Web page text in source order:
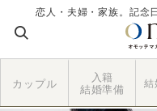
恋人・夫婦・家族。記念
カップル
入籍
結婚準備
結